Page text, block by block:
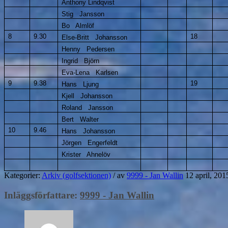
Anthony Lindqvist
Stig Jansson
Bo Almlöf
8
9.30 Else-Britt Johansson
18
Henny Pedersen
Ingrid Björn
Eva-Lena Karlsen
9
9.38 Hans Ljung
19
Kjell Johansson
Roland Jansson
Bert Walter
10
9.46
Hans Johansson
Jörgen Engerfeldt
Krister Ahnelöv
Kategorier: Arkiv (golfsektionen) /av 9999 - Jan Wallin 12 april,
Inläggsförfattare: 9999 - Jan Wallin